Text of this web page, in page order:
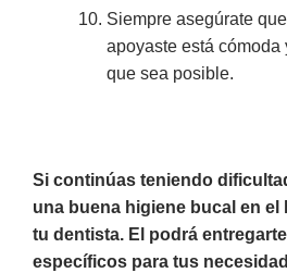
Siempre asegúrate
apoyaste está
que sea posible.
Si continúas teniendo
una buena higiene bucal en el
tu dentista. El podrá
específicos para tus